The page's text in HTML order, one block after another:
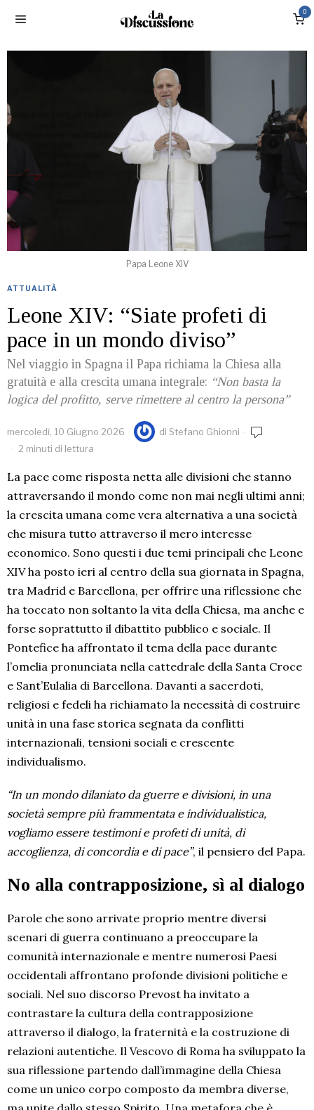
0
Papa Leone XIV
ATTUALITÀ
Leone XIV: “Siate profeti di
pace in un mondo diviso”
Nel viaggio in Spagna il Papa richiama la Chiesa alla
gratuità e alla crescita umana integrale: “Non basta la
logica del profitto, serve rimettere al centro la persona”
mercoledì, 10 Giugno 2026 di Stefano Ghionni
2 minuti di lettura
La pace come risposta netta alle divisioni che stanno
attraversando il mondo come non mai negli ultimi anni;
la crescita umana come vera alternativa a una società
che misura tutto attraverso il mero interesse
economico. Sono questi i due temi principali che Leone
XIV ha posto ieri al centro della sua giornata in Spagna,
tra Madrid e Barcellona, per offrire una riflessione che
ha toccato non soltanto la vita della Chiesa, ma anche e
forse soprattutto il dibattito pubblico e sociale. Il
Pontefice ha affrontato il tema della pace durante
l’omelia pronunciata nella cattedrale della Santa Croce
e Sant’Eulalia di Barcellona. Davanti a sacerdoti,
religiosi e fedeli ha richiamato la necessità di costruire
unità in una fase storica segnata da conflitti
internazionali, tensioni sociali e crescente
individualismo.
“In un mondo dilaniato da guerre e divisioni, in una
società sempre più frammentata e individualistica,
vogliamo essere testimoni e profeti di unità, di
accoglienza, di concordia e di pace”, il pensiero del Papa.
No alla contrapposizione, sì al dialogo
Parole che sono arrivate proprio mentre diversi
scenari di guerra continuano a preoccupare la
comunità internazionale e mentre numerosi Paesi
occidentali affrontano profonde divisioni politiche e
sociali. Nel suo discorso Prevost ha invitato a
contrastare la cultura della contrapposizione
attraverso il dialogo, la fraternità e la costruzione di
relazioni autentiche. Il Vescovo di Roma ha sviluppato la
sua riflessione partendo dall’immagine della Chiesa
come un unico corpo composto da membra diverse,